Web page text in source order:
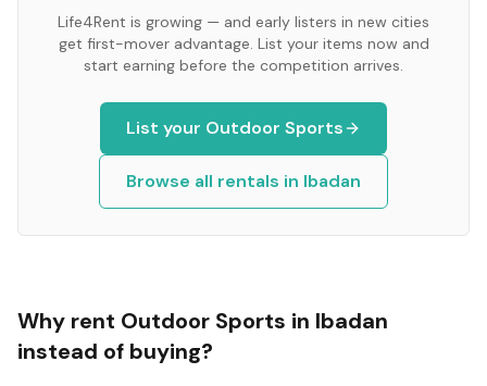
Life4Rent is growing — and early listers in new cities
get first-mover advantage. List your items now and
start earning before the competition arrives.
List your Outdoor Sports
Browse all rentals in Ibadan
Why rent Outdoor Sports in Ibadan
instead of buying?